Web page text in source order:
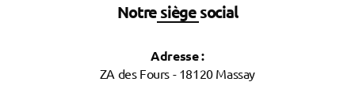
Notre siège social
Adresse :
ZA des Fours - 18120 Massay